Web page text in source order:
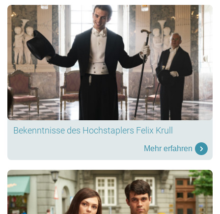
Bekenntnisse des Hochstaplers Felix Krull
Mehr erfahren